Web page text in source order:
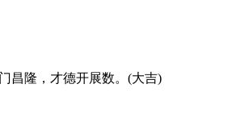
隆，才德开展数。(大吉)